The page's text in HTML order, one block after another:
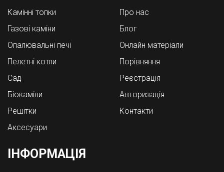
Камінні топки
Газові каміни
Опалювальні печі
Пелетні котли
Cад
Біокаміни
Решітки
Аксесуари
Про нас
Блог
Онлайн матеріали
Порівняння
Реєстрація
Авторизація
Контакти
ІНФОРМАЦІЯ